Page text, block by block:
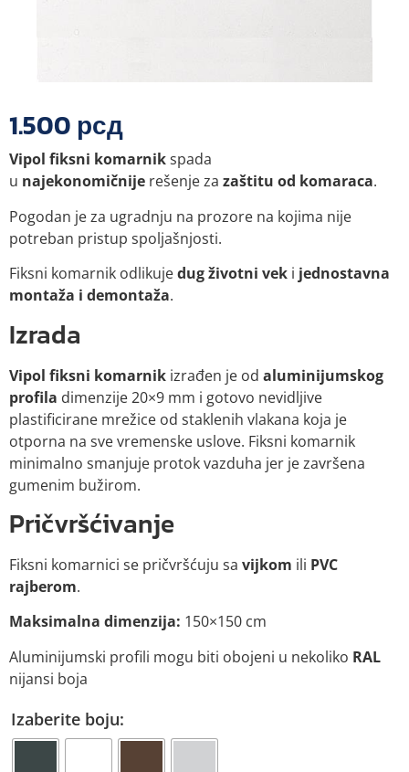
1.500рсд
Vipol fiksni komarnikspada
u najekonomičnije rešenje za zaštitu od komaraca.
Pogodan je za ugradnju na prozore na kojima nije
potreban pristup spoljašnjosti.
Fiksni komarnik odlikujedug životni vek i jednostavna
montaža i demontaža.
Izrada
Vipol fiksni komarnik izrađen je od aluminijumskog
profila dimenzije 20×9 mm i gotovo nevidljive
plastificirane mrežice od staklenih vlakana koja je
otporna na sve vremenske uslove. Fiksni komarnik
minimalno smanjuje protok vazduha jer je završena
gumenim bužirom.
Pričvršćivanje
Fiksni komarnici se pričvršćuju sa vijkom ili PVC
rajberom.
Maksimalna dimenzija: 150×150 cm
Aluminijumski profili mogu biti obojeni u nekoliko RAL
nijansi boja
Izaberite boju: